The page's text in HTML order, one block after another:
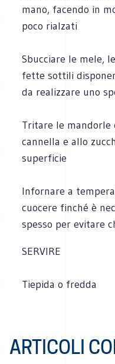
mano, facendo in
poco rialzati
Sbucciare le mele,
fette sottili
da realizzare uno
Tritare le mandorle
cannella e allo
superficie
Infornare a
cuocere finché è
spesso per evitare
SERVIRE
Tiepida o fredda
ARTICOLI